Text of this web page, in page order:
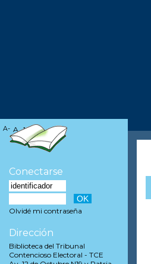
A- A A+
Conectarse
Olvidé mi contraseña
Dirección
Biblioteca del Tribunal
Contencioso Electoral - TCE